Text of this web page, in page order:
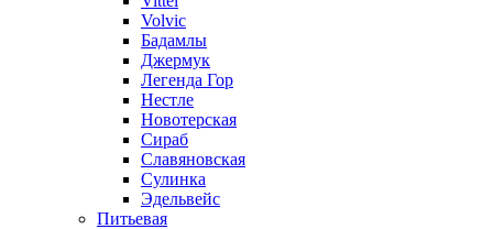
Volvic
Бадамлы
Джермук
Легенда Гор
Нестле
Новотерская
Сираб
Славяновская
Сулинка
Эдельвейс
Питьевая